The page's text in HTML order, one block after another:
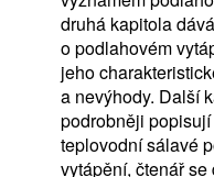
druhá kapitola
o podlahovém
jeho
a nevýhody. Další
podrobněji
teplovodní sálavé
vytápění, čtenář se